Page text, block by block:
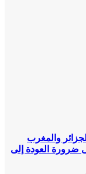
والمغرب
العودة إلى